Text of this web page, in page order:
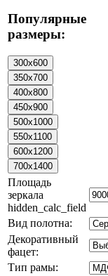
Популярные
размеры:
Площадь
зеркала
hidden_calc_field
Вид полотна:
Декоративный
фацет:
Тип рамы: